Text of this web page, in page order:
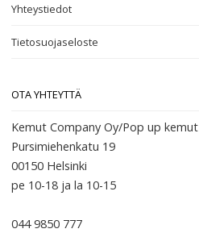
Yhteystiedot
Tietosuojaseloste
OTA YHTEYTTÄ
Kemut Company Oy/Pop up kemut
Pursimiehenkatu 19
00150 Helsinki
pe 10-18 ja la 10-15
044 9850 777